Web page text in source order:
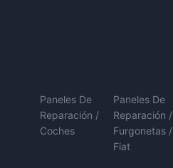
Paneles De
Reparación /
Coches
Paneles De
Reparación /
Furgonetas /
Fiat